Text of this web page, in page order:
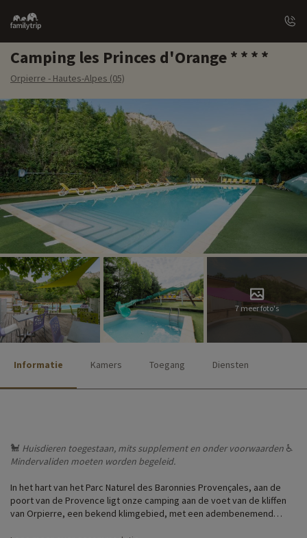
Family
trip
Camping les Princes d'Orange
Orpierre - Hautes-Alpes (05)
7 meer foto's
Informatie Kamers Toegang Diensten
🐩 Huisdieren toegestaan, mits supplement en onder voorwaarden ♿
Mindervaliden moeten worden begeleid.
In het hart van het Parc Naturel des Baronnies Provençales, aan de
poort van de Provence ligt onze camping aan de voet van de kliffen
van Orpierre, een bekend klimgebied, met een adembenemend